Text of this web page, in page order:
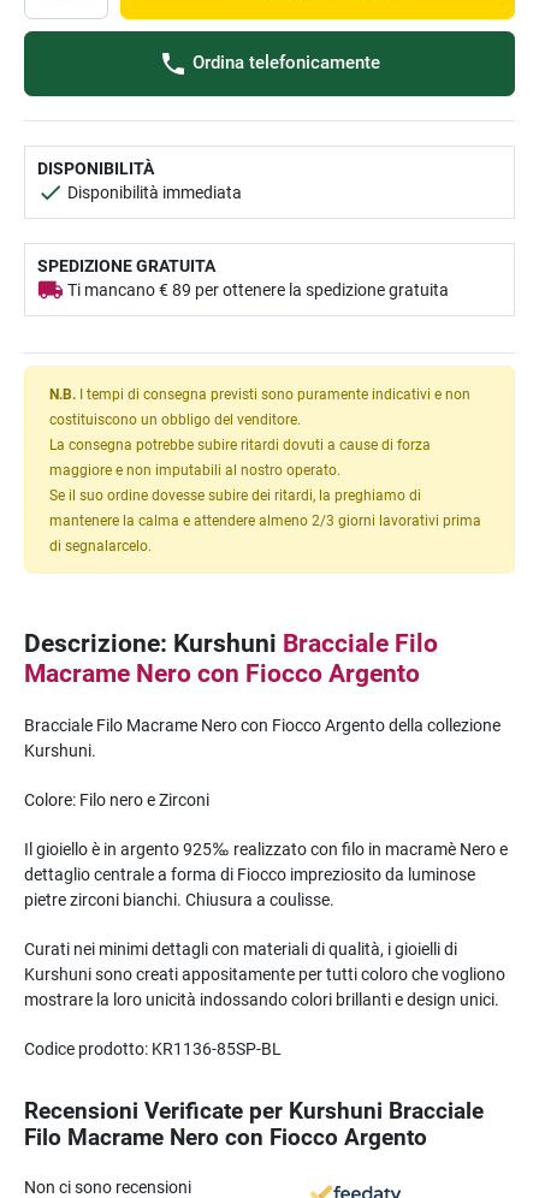
Ordina telefonicamente
DISPONIBILITÀ
Disponibilità immediata
SPEDIZIONE GRATUITA
Ti mancano € 89 per ottenere la spedizione gratuita
N.B. I tempi di consegna previsti sono puramente indicativi e non
costituiscono un obbligo del venditore.
La consegna potrebbe subire ritardi dovuti a cause di forza
maggiore e non imputabili al nostro operato.
Se il suo ordine dovesse subire dei ritardi, la preghiamo di
mantenere la calma e attendere almeno 2/3 giorni lavorativi prima
di segnalarcelo.
Descrizione: Kurshuni Bracciale Filo
Macrame Nero con Fiocco Argento
Bracciale Filo Macrame Nero con Fiocco Argento della collezione
Kurshuni.
Colore: Filo nero e Zirconi
Il gioiello è in argento 925‰ realizzato con filo in macramè Nero e
dettaglio centrale a forma di Fiocco impreziosito da luminose
pietre zirconi bianchi. Chiusura a coulisse.
Curati nei minimi dettagli con materiali di qualità, i gioielli di
Kurshuni sono creati appositamente per tutti coloro che vogliono
mostrare la loro unicità indossando colori brillanti e design unici.
Codice prodotto: KR1136-85SP-BL
Recensioni Verificate per Kurshuni Bracciale
Filo Macrame Nero con Fiocco Argento
Non ci sono recensioni